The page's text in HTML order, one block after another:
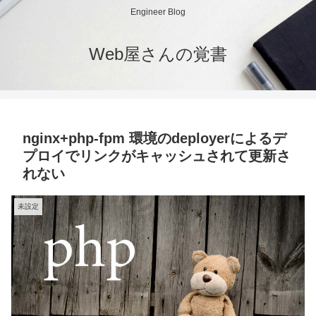
Engineer Blog
Web屋さんの覚書
nginx+php-fpm 環境のdeployerによるデ
プロイでリンクがキャッシュされて更新さ
れない
未設定